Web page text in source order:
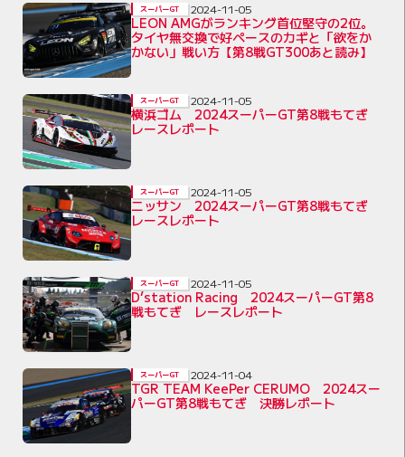
LEON AMGがランキング首位堅守の2位。
タイヤ無交換で好ペースのカギと「欲をか
かない」戦い方【第8戦GT300あと読み】
スーパーGT 2024-11-05
横浜ゴム 2024スーパーGT第8戦もてぎ
レースレポート
スーパーGT 2024-11-05
ニッサン 2024スーパーGT第8戦もてぎ
レースレポート
スーパーGT 2024-11-05
D’station Racing 2024スーパーGT第8
戦もてぎ レースレポート
スーパーGT 2024-11-05
TGR TEAM KeePer CERUMO 2024スー
パーGT第8戦もてぎ 決勝レポート
スーパーGT 2024-11-04